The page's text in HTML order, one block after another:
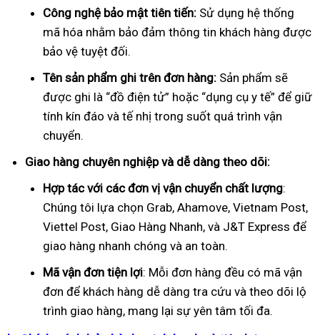
Công nghệ bảo mật tiên tiến: Sử dụng hệ thống
mã hóa nhằm bảo đảm thông tin khách hàng được
bảo vệ tuyệt đối.
Tên sản phẩm ghi trên đơn hàng: Sản phẩm sẽ
được ghi là “đồ điện tử” hoặc “dụng cụ y tế” để giữ
tính kín đáo và tế nhị trong suốt quá trình vận
chuyển.
Giao hàng chuyên nghiệp và dễ dàng theo dõi:
Hợp tác với các đơn vị vận chuyển chất lượng:
Chúng tôi lựa chọn Grab, Ahamove, Vietnam Post,
Viettel Post, Giao Hàng Nhanh, và J&T Express để
giao hàng nhanh chóng và an toàn.
Mã vận đơn tiện lợi: Mỗi đơn hàng đều có mã vận
đơn để khách hàng dễ dàng tra cứu và theo dõi lộ
trình giao hàng, mang lại sự yên tâm tối đa.